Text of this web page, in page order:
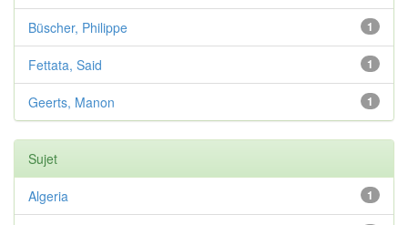
1
Büscher, Philippe
1
Fettata, Said
1
Geerts, Manon
Sujet
1
Algeria